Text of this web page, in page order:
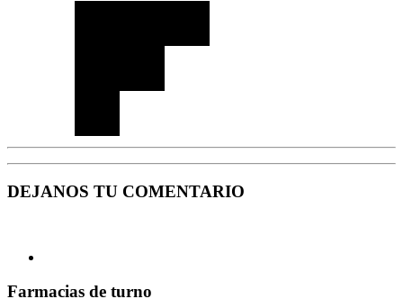
DEJANOS TU COMENTARIO
Farmacias de turno